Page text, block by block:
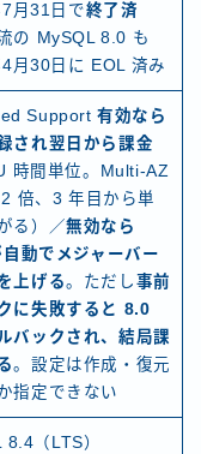
月31日で終了済
の MySQL 8.0 も
月30日に EOL 済み
Support有効なら
され翌日から課金
時間単位。Multi-AZ
倍、3 年目から単
る）／無効なら
自動でメジャーバー
上げる。ただし 事前
に失敗すると 8.0
バックされ、結局課
。設定は作成・復元
指定できない
8.4（LTS）